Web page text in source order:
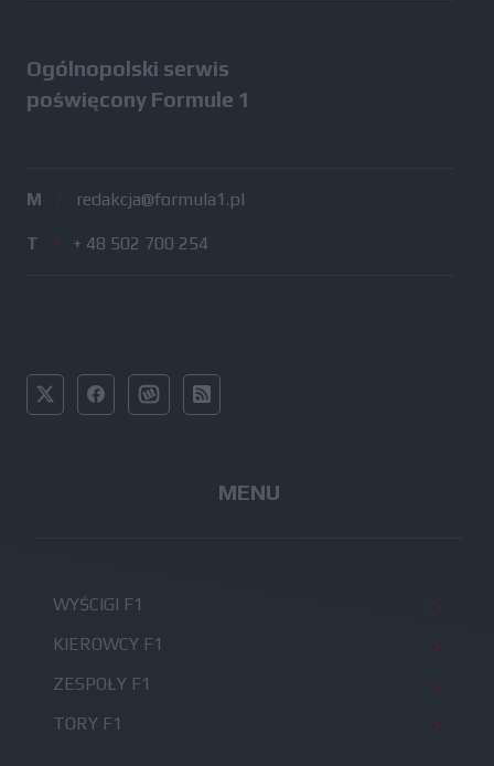
Ogólnopolski serwis
poświęcony Formule 1
M / redakcja@formula1.pl
T / + 48 502 700 254
MENU
WYŚCIGI F1
KIEROWCY F1
ZESPOŁY F1
TORY F1